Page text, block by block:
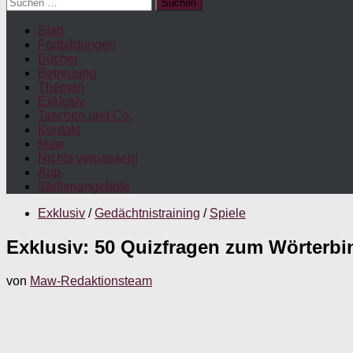
nach:
Start
Fortbildungen
Bücher
Betreuung
Themen
Exklusiv
Taschen und Co.
Kontakt
Maw
Nichts verpassen!
App
Stellenangebote
Exklusiv / Gedächtnistraining / Spiele
Exklusiv: 50 Quizfragen zum
von Maw-Redaktionsteam